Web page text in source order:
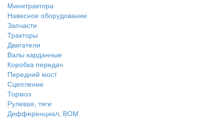
Минитрактора
Навесное оборудование
Запчасти
Тракторы
Двигатели
Валы карданные
Коробка передач
Передний мост
Сцепление
Тормоз
Рулевая, тяги
Дифференциал, ВОМ